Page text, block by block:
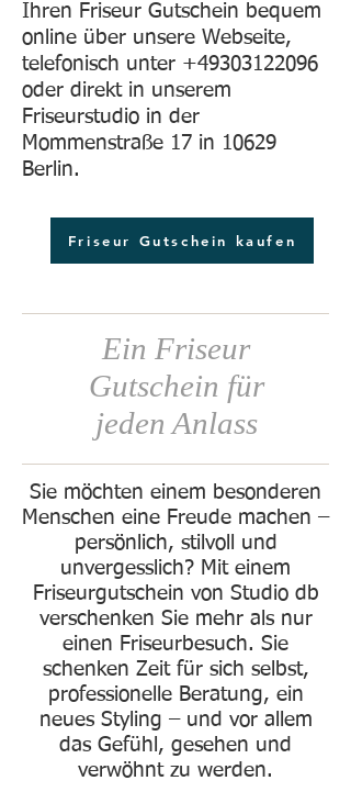
Ihren Friseur Gutschein bequem
online über unsere Webseite,
telefonisch unter +49303122096
oder direkt in unserem
Friseurstudio in der
Mommenstraße 17 in 10629
Berlin.
Friseur Gutschein kaufen
Ein Friseur
Gutschein für
jeden Anlass
Sie möchten einem besonderen
Menschen eine Freude machen –
persönlich, stilvoll und
unvergesslich? Mit einem
Friseurgutschein von Studio db
verschenken Sie mehr als nur
einen Friseurbesuch. Sie
schenken Zeit für sich selbst,
professionelle Beratung, ein
neues Styling – und vor allem
das Gefühl, gesehen und
verwöhnt zu werden.